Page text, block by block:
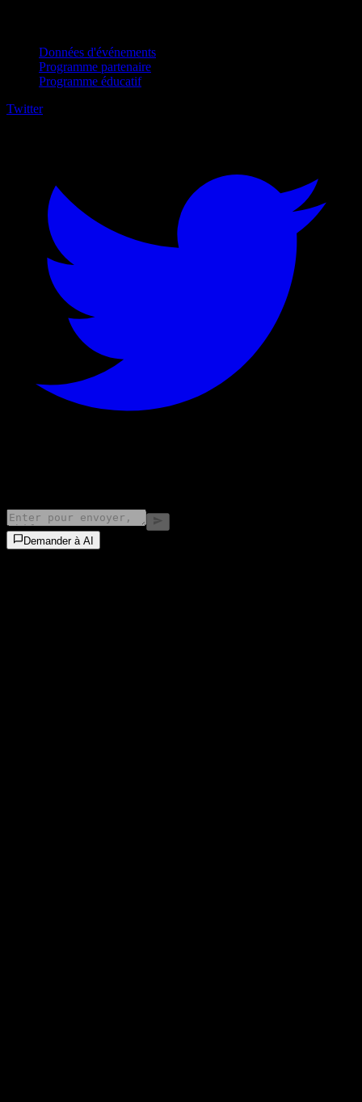
Données d'événements
Programme partenaire
Programme éducatif
Twitter
Demander à AI